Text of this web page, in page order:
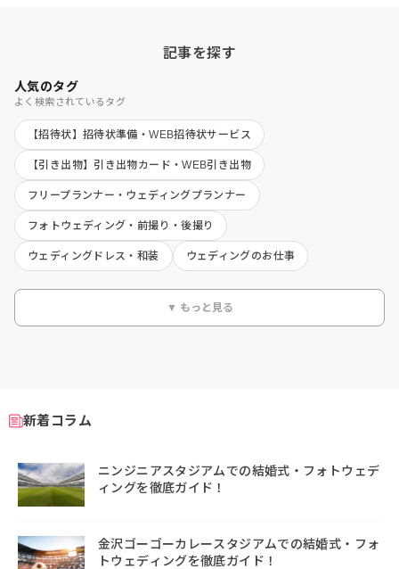
記事を探す
人気のタグ
よく検索されているタグ
【招待状】招待状準備・WEB招待状サービス
【引き出物】引き出物カード・WEB引き出物
フリープランナー・ウェディングプランナー
フォトウェディング・前撮り・後撮り
ウェディングドレス・和装 ウェディングのお仕事
▼ もっと見る
新着コラム
ニンジニアスタジアムでの結婚式・フォトウェデ
ィングを徹底ガイド！
金沢ゴーゴーカレースタジアムでの結婚式・フォ
トウェディングを徹底ガイド！